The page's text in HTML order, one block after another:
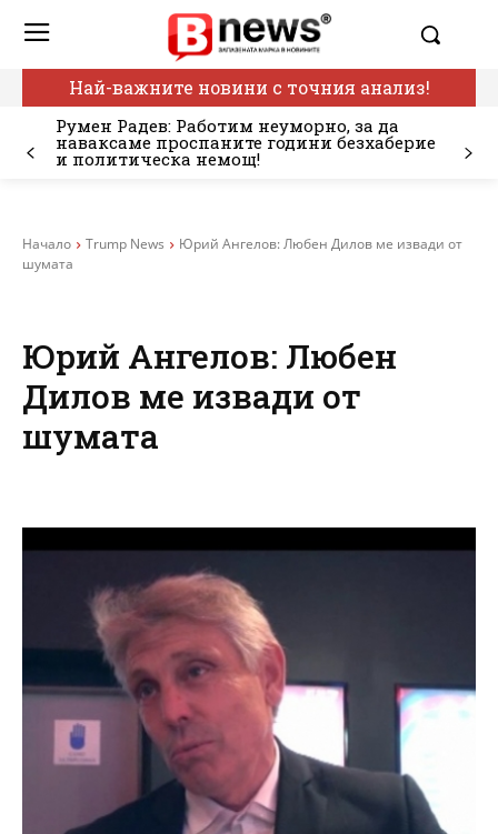
Най-важните новини с точния анализ!
Румен Радев: Работим неуморно, за да
наваксаме проспаните години безхаберие
и политическа немощ!
Начало Trump News
Юрий Ангелов: Любен Дилов ме извади от
шумата
Юрий Ангелов: Любен
Дилов ме извади от
шумата